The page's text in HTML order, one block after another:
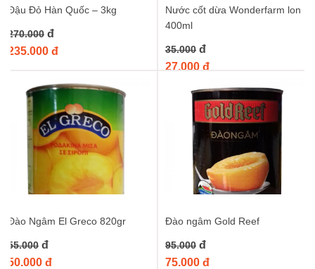
Đậu Đỏ Hàn Quốc – 3kg
270.000 đ
235.000 đ
Nước cốt dừa Wonderfarm lon
400ml
35.000 đ
27.000 đ
Đào Ngâm El Greco 820gr
55.000 đ
50.000 đ
Đào ngâm Gold Reef
95.000 đ
75.000 đ